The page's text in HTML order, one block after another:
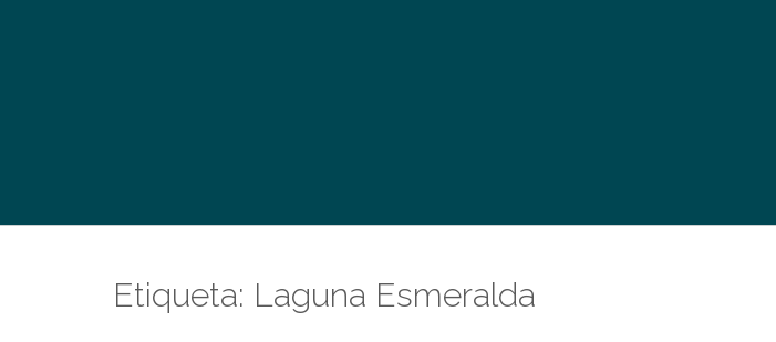
Etiqueta: Laguna Esmeralda